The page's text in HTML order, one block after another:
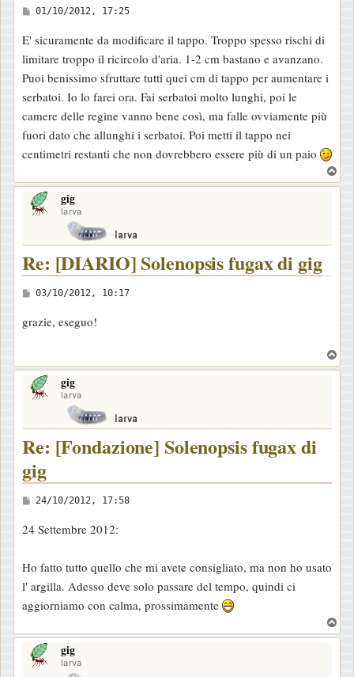
M
s
s
a
g
g
i
o
01/10/2012, 17:25
E' sicuramente da modificare il tappo. Troppo spesso rischi di
limitare troppo il ricircolo d'aria. 1-2 cm bastano e avanzano.
Puoi benissimo sfruttare tutti quei cm di tappo per aumentare i
serbatoi. Io lo farei ora. Fai serbatoi molto lunghi, poi le
camere delle regine vanno bene così, ma falle ovviamente più
fuori dato che allunghi i serbatoi. Poi metti il tappo nei
centimetri restanti che non dovrebbero essere più di un paio
o
gig
larva
Re: [DIARIO] Solenopsis fugax di gig
M
s
a
g
g
o
03/10/2012, 10:17
grazie, eseguo!
o
gig
larva
Re: [Fondazione] Solenopsis fugax di
gig
M
s
a
g
g
i
o
24/10/2012, 17:58
24 Settembre 2012:
Ho fatto tutto quello che mi avete consigliato, ma non ho usato
l' argilla. Adesso deve solo passare del tempo, quindi ci
aggiorniamo con calma, prossimamente
o
gig
larva